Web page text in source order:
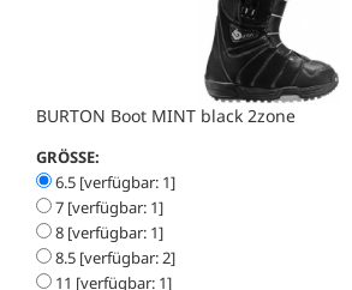
BURTON Boot MINT black 2zone
GRÖSSE:
6.5 [verfügbar: 1]
7 [verfügbar: 1]
8 [verfügbar: 1]
8.5 [verfügbar: 2]
11 [verfügbar: 1]